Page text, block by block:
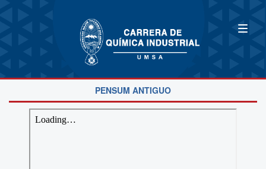
PENSUM ANTIGUO